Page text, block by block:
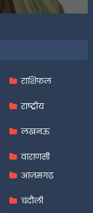
राशिफल
राष्ट्रीय
लखनऊ
वाराणसी
आज़मगढ़
चंदौली